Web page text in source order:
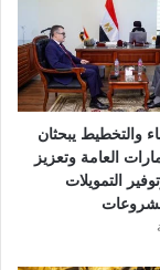
والتخطيط يبحثان
العامة وتعزيز
التمويلات